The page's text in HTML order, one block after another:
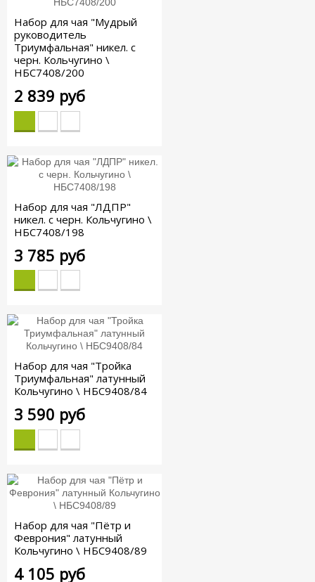
Набор для чая "Мудрый
руководитель
Триумфальная" никел. с
черн. Кольчугино \
НБС7408/200
2 839 руб
Набор для чая "ЛДПР"
никел. с черн. Кольчугино \
НБС7408/198
3 785 руб
Набор для чая "Тройка
Триумфальная" латунный
Кольчугино \ НБС9408/84
3 590 руб
Набор для чая "Пётр и
Феврония" латунный
Кольчугино \ НБС9408/89
4 105 руб